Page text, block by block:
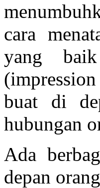
cara
yang
buat di
hubungan
Ada
depan